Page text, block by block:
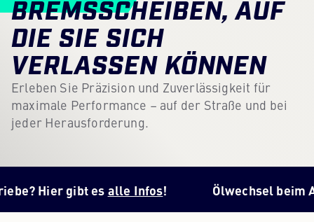
Karriere
Newsletter
Sprache: Deutsch
BREMSSCHEIBEN, AUF
DIE SIE SICH
VERLASSEN KÖNNEN
Erleben Sie Präzision und Zuverlässigkeit für
maximale Performance – auf der Straße und bei
jeder Herausforderung.
gibt esalle Infos! Ölwechsel beim